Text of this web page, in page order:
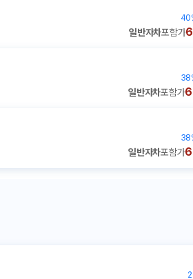
40
일반자차포함가
38
일반자차포함가
38
일반자차포함가
2